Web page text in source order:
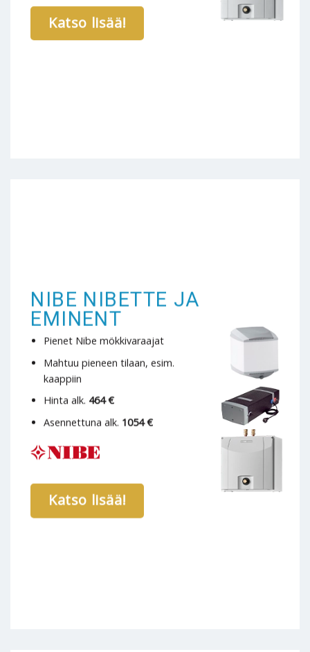
Katso lisää!
NIBE NIBETTE JA
EMINENT
Pienet Nibe mökkivaraajat
Mahtuu pieneen tilaan, esim.
kaappiin
Hinta alk. 464 €
Asennettuna alk. 1054 €
Katso lisää!